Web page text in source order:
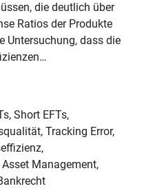
die deutlich über
Ratios der Produkte
Untersuchung, dass die
Short EFTs,
Tracking Error,
Management,